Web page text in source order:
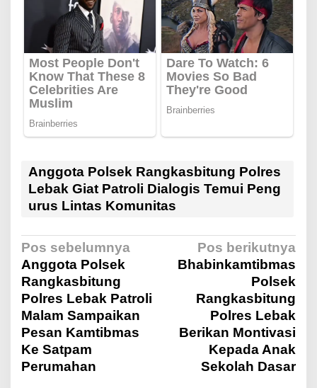
Anggota Polsek Rangkasbitung Polres
Lebak Giat Patroli Dialogis Temui Peng
urus Lintas Komunitas
N
a
v
i
Pos sebelumnya
Anggota Polsek
Rangkasbitung
Polres Lebak Patroli
Malam Sampaikan
Pesan Kamtibmas
Ke Satpam
Perumahan
Pos berikutnya
Bhabinkamtibmas
Polsek
Rangkasbitung
Polres Lebak
Berikan Montivasi
Kepada Anak
Sekolah Dasar